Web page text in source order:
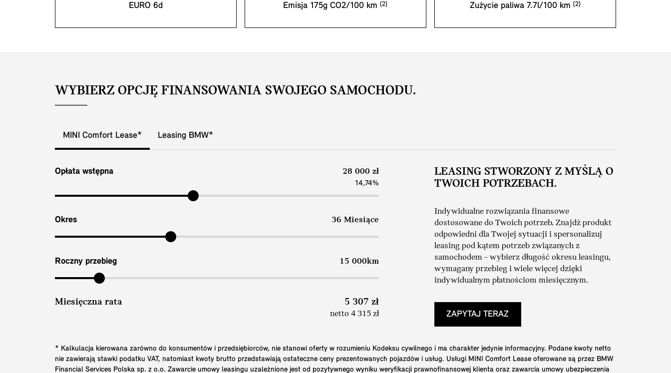
EURO 6d Emisja 175g CO2/100 km Zużycie paliwa 7.7l/100 km
WYBIERZ OPCJĘ FINANSOWANIA SWOJEGO SAMOCHODU.
MINI Comfort Lease* Leasing BMW*
Opłata wstępna 28 000 zł
14,74%
Okres 36 Miesiące
Roczny przebieg 15 000km
Miesięczna rata 5 307 zł
netto 4 315 zł
LEASING STWORZONY Z MYŚLĄ O
TWOICH POTRZEBACH.
Indywidualne rozwiązania finansowe
dostosowane do Twoich potrzeb. Znajdź produkt
odpowiedni dla Twojej sytuacji i spersonalizuj
leasing pod kątem potrzeb związanych z
samochodem – wybierz długość okresu leasingu,
wymagany przebieg i wiele więcej dzięki
indywidualnym płatnościom miesięcznym.
ZAPYTAJ TERAZ
* Kalkulacja kierowana zarówno do konsumentów i przedsiębiorców, nie stanowi oferty w rozumieniu Kodeksu cywilnego i ma charakter jedynie informacyjny. Podane kwoty netto
nie zawierają stawki podatku VAT, natomiast kwoty brutto przedstawiają ostateczne ceny prezentowanych pojazdów i usług. Usługi MINI Comfort Lease oferowane są przez BMW
Financial Services Polska sp. z o.o. Zawarcie umowy leasingu uzależnione jest od pozytywnego wyniku weryfikacji prawnofinansowej klienta oraz zawarcia umowy ubezpieczenia